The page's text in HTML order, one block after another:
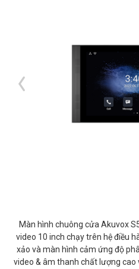
Màn hình chuông cửa Akuvox
video 10 inch chạy trên hệ điều
xảo và màn hình cảm ứng độ
video & âm thanh chất lượng